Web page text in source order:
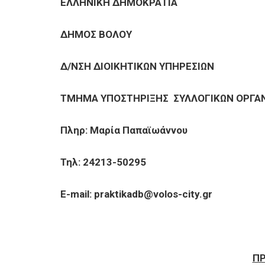
ΕΠΙΣΚΕΠΤΕΣ
ΕΛΛΗΝΙΚΗ ΔΗΜΟΚΡΑΤΙΑ
ΔΗΜΟΣ ΒΟΛΟΥ
Δ/ΝΣΗ ΔΙΟΙΚΗΤΙΚΩΝ ΥΠΗΡΕΣΙΩΝ
ΤΜΗΜΑ ΥΠΟΣΤΗΡΙΞΗΣ ΣΥΛΛΟΓΙΚΩΝ
Πληρ: Μαρία Παπαϊωάννου
Τηλ: 24213-50295
Ε-mail: praktikadb@volos-city.gr